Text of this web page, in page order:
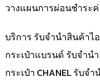
วางแผนการผ่อนชำระ
บริการ รับจำนำสินค้าไ
กระเป๋าแบรนด์ รับจำน
กระเป๋า CHANEL รับจ